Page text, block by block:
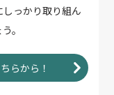
っかり取り組ん
。
らから！